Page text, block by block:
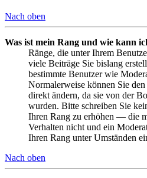
Nach oben
Was ist mein Rang und wie kann
Ränge, die unter Ihrem
viele Beiträge Sie bislang
bestimmte Benutzer wie
Normalerweise können Sie
direkt ändern, da sie von der
wurden. Bitte schreiben Sie
Ihren Rang zu erhöhen — die
Verhalten nicht und ein
Ihren Rang unter Umständen
Nach oben